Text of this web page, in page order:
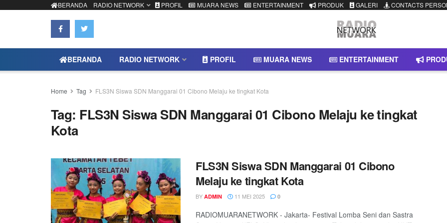
BERANDA RADIO NETWORK PROFIL MUARA NEWS ENTERTAINMENT PRODUK GALERI CONTACTS
BERANDA RADIO NETWORK PROFIL MUARA NEWS ENTERTAINMENT
Home Tag FLS3N Siswa SDN Manggarai 01 Cibono Melaju ke tingkat Kota
Tag: FLS3N Siswa SDN Manggarai 01 Cibono Melaju ke tingkat
Kota
FLS3N Siswa SDN Manggarai 01 Cibono
Melaju ke tingkat Kota
BY ADMIN 11 MEI 2025 0
RADIOMUARANETWORK - Jakarta- Festival Lomba Seni dan Sastra